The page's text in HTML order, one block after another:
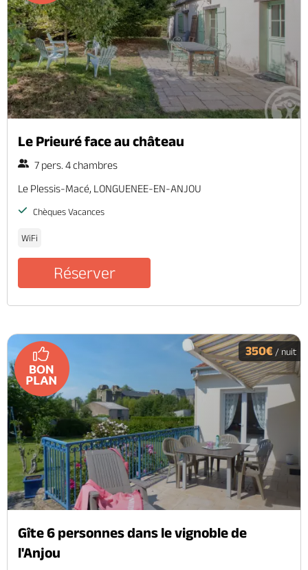
Le Prieuré face au château
7 pers. 4 chambres
Le Plessis-Macé, LONGUENEE-EN-ANJOU
Chèques Vacances
WiFi
Réserver
350€ / nuit
Gîte 6 personnes dans le vignoble de
l'Anjou